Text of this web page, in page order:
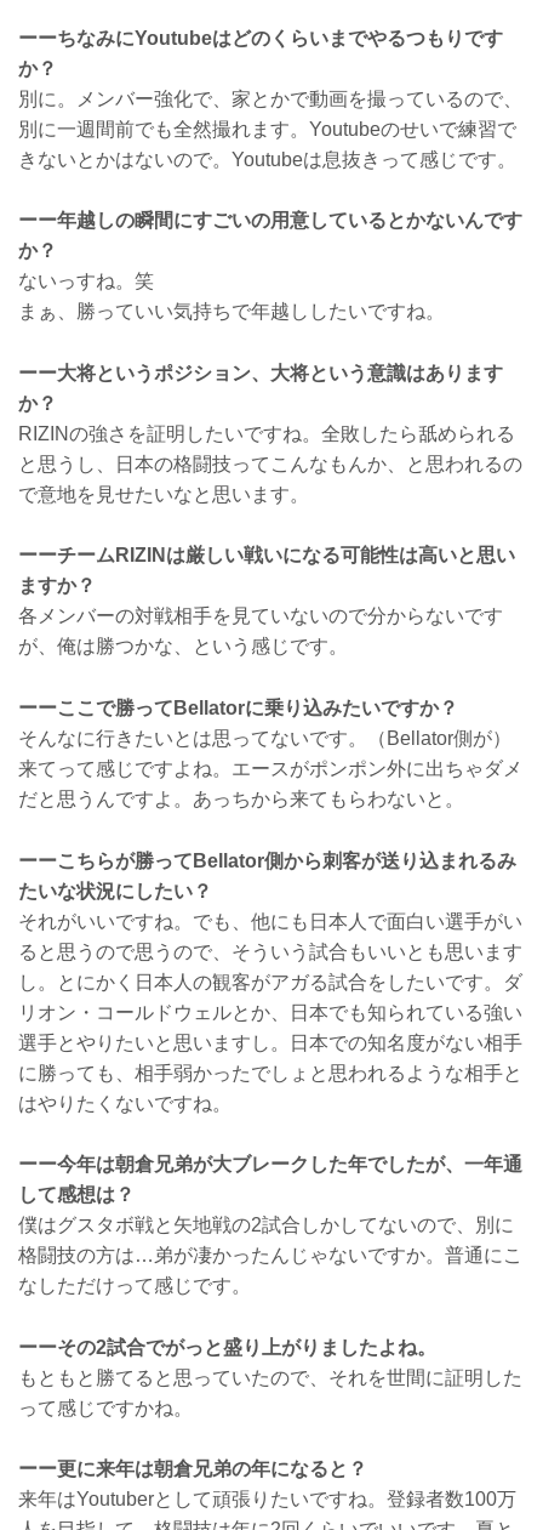
ーーちなみにYoutubeはどのくらいまでやるつもりです
か？
別に。メンバー強化で、家とかで動画を撮っているので、
別に一週間前でも全然撮れます。Youtubeのせいで練習で
きないとかはないので。Youtubeは息抜きって感じです。
ーー年越しの瞬間にすごいの用意しているとかないんです
か？
ないっすね。笑
まぁ、勝っていい気持ちで年越ししたいですね。
ーー大将というポジション、大将という意識はあります
か？
RIZINの強さを証明したいですね。全敗したら舐められる
と思うし、日本の格闘技ってこんなもんか、と思われるの
で意地を見せたいなと思います。
ーーチームRIZINは厳しい戦いになる可能性は高いと思い
ますか？
各メンバーの対戦相手を見ていないので分からないです
が、俺は勝つかな、という感じです。
ーーここで勝ってBellatorに乗り込みたいですか？
そんなに行きたいとは思ってないです。（Bellator側が）
来てって感じですよね。エースがポンポン外に出ちゃダメ
だと思うんですよ。あっちから来てもらわないと。
ーーこちらが勝ってBellator側から刺客が送り込まれるみ
たいな状況にしたい？
それがいいですね。でも、他にも日本人で面白い選手がい
ると思うので思うので、そういう試合もいいとも思います
し。とにかく日本人の観客がアガる試合をしたいです。ダ
リオン・コールドウェルとか、日本でも知られている強い
選手とやりたいと思いますし。日本での知名度がない相手
に勝っても、相手弱かったでしょと思われるような相手と
はやりたくないですね。
ーー今年は朝倉兄弟が大ブレークした年でしたが、一年通
して感想は？
僕はグスタボ戦と矢地戦の2試合しかしてないので、別に
格闘技の方は…弟が凄かったんじゃないですか。普通にこ
なしただけって感じです。
ーーその2試合でがっと盛り上がりましたよね。
もともと勝てると思っていたので、それを世間に証明した
って感じですかね。
ーー更に来年は朝倉兄弟の年になると？
来年はYoutuberとして頑張りたいですね。登録者数100万